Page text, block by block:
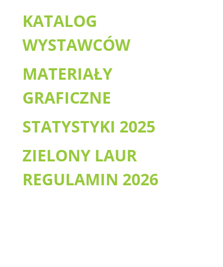
KATALOG
WYSTAWCÓW
MATERIAŁY
GRAFICZNE
STATYSTYKI 2025
ZIELONY LAUR
REGULAMIN 2026